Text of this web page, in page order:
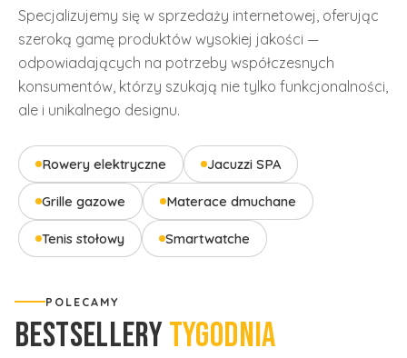
Specjalizujemy się w sprzedaży internetowej, oferując
szeroką gamę produktów wysokiej jakości —
odpowiadających na potrzeby współczesnych
konsumentów, którzy szukają nie tylko funkcjonalności,
ale i unikalnego designu.
Rowery elektryczne Jacuzzi SPA
Grille gazowe Materace dmuchane
Tenis stołowy Smartwatche
POLECAMY
BESTSELLERYTYGODNIA